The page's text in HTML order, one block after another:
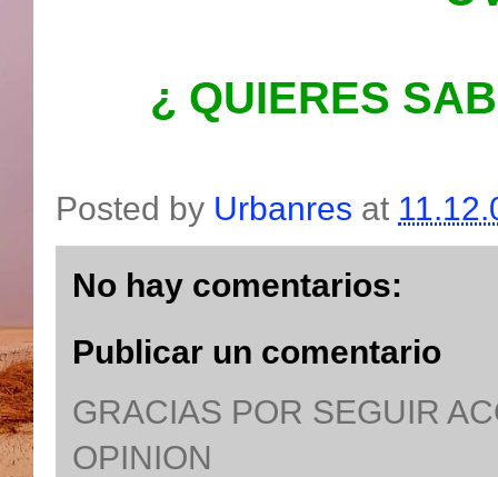
¿ QUIERES
Posted by Urbanres at
No hay comentarios:
Publicar un comentario
GRACIAS POR SEGUIR
OPINION